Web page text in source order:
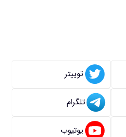
توییتر
تلگرام
یوتیوب